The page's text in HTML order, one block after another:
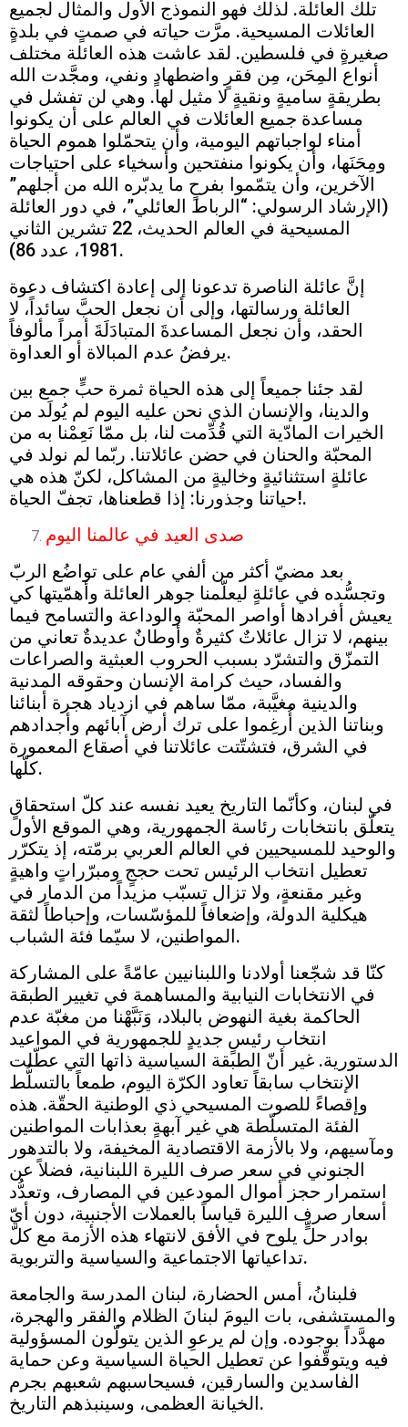
تلك العائلة. لذلك فهو النموذج الأول والمثال لجميع
العائلات المسيحية. مرَّت حياته في صمتٍ في بلدةٍ
صغيرةٍ في فلسطين. لقد عاشت هذه العائلة مختلف
أنواع المِحَن، مِن فقرٍ واضطهادٍ ونفي، ومجَّدت الله
بطريقةٍ ساميةٍ ونقيةٍ لا مثيل لها. وهي لن تفشل في
مساعدة جميع العائلات في العالم على أن يكونوا
أمناء لواجباتهم اليومية، وأن يتحمّلوا هموم الحياة
ومِحَنَها، وأن يكونوا منفتحين وأسخياء على احتياجات
الآخرين، وأن يتمّموا بفرحٍ ما يدبّره الله من أجلهم”
(الإرشاد الرسولي: “الرباط العائلي”، في دور العائلة
المسيحية في العالم الحديث، 22 تشرين الثاني
1981، عدد 86).
إنَّ عائلة الناصرة تدعونا إلى إعادة اكتشاف دعوة
العائلة ورسالتها، وإلى أن نجعل الحبَّ سائداً، لا
الحقد، وأن نجعل المساعدةَ المتبادَلَةَ أمراً مألوفاً
يرفضُ عدم المبالاة أو العداوة.
لقد جئنا جميعاً إلى هذه الحياة ثمرة حبٍّ جمع بين
والدينا، والإنسان الذي نحن عليه اليوم لم يُولَد من
الخيرات المادّية التي قُدِّمت لنا، بل ممّا نَعِمْنا به من
المحبّة والحنان في حضن عائلاتنا. ربّما لم نولد في
عائلةٍ استثنائيةٍ وخاليةٍ من المشاكل، لكنّ هذه هي
حياتنا وجذورنا: إذا قطعناها، تجفّ الحياة!.
صدى العيد في عالمنا اليوم
بعد مضيّ أكثر من ألفي عام على تواضُع الربّ
وتجسُّده في عائلةٍ ليعلّمنا جوهر العائلة وأهمّيتها كي
يعيش أفرادها أواصر المحبّة والوداعة والتسامح فيما
بينهم، لا تزال عائلاتٌ كثيرةٌ وأوطانٌ عديدةٌ تعاني من
التمزّق والتشرّد بسبب الحروب العبثية والصراعات
والفساد، حيث كرامة الإنسان وحقوقه المدنية
والدينية مغيَّبة، ممّا ساهم في ازدياد هجرة أبنائنا
وبناتنا الذين أُرغِموا على ترك أرض آبائهم وأجدادهم
في الشرق، فتشتّتت عائلاتنا في أصقاع المعمورة
كلّها.
في لبنان، وكأنّما التاريخ يعيد نفسه عند كلّ استحقاقٍ
يتعلّق بانتخابات رئاسة الجمهورية، وهي الموقع الأول
والوحيد للمسيحيين في العالم العربي برمّته، إذ يتكرّر
تعطيل انتخاب الرئيس تحت حججٍ ومبرّراتٍ واهيةٍ
وغير مقنعةٍ، ولا تزال تسبّب مزيداً من الدمار في
هيكلية الدولة، وإضعافاً للمؤسّسات، وإحباطاً لثقة
المواطنين، لا سيّما فئة الشباب.
كنّا قد شجّعنا أولادنا واللبنانيين عامّةً على المشاركة
في الانتخابات النيابية والمساهمة في تغيير الطبقة
الحاكمة بغية النهوض بالبلاد، وَنَبَّهْنا من مغبّة عدم
انتخاب رئيسٍ جديدٍ للجمهورية في المواعيد
الدستورية. غير أنّ الطبقة السياسية ذاتها التي عطّلت
الإنتخاب سابقاً تعاود الكرّة اليوم، طمعاً بالتسلُّط
وإقصاءً للصوت المسيحي ذي الوطنية الحقّة. هذه
الفئة المتسلّطة هي غير آبهةٍ بعذابات المواطنين
ومآسيهم، ولا بالأزمة الاقتصادية المخيفة، ولا بالتدهور
الجنوني في سعر صرف الليرة اللبنانية، فضلاً عن
استمرار حجز أموال المودعين في المصارف، وتعدُّد
أسعار صرف الليرة قياساً بالعملات الأجنبية، دون أيّ
بوادر حلٍّ يلوح في الأفق لانتهاء هذه الأزمة مع كلّ
تداعياتها الاجتماعية والسياسية والتربوية.
فلبنانُ، أمس الحضارة، لبنان المدرسة والجامعة
والمستشفى، بات اليومَ لبنانَ الظلام والفقر والهجرة،
مهدَّداً بوجوده. وإن لم يرعوِ الذين يتولّون المسؤولية
فيه ويتوقّفوا عن تعطيل الحياة السياسية وعن حماية
الفاسدين والسارقين، فسيحاسبهم شعبهم بجرم
الخيانة العظمى، وسينبذهم التاريخ.